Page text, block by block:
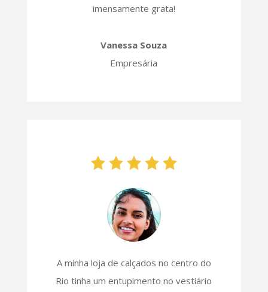
imensamente grata!
Vanessa Souza
Empresária
A minha loja de calçados no centro do
Rio tinha um entupimento no vestiário